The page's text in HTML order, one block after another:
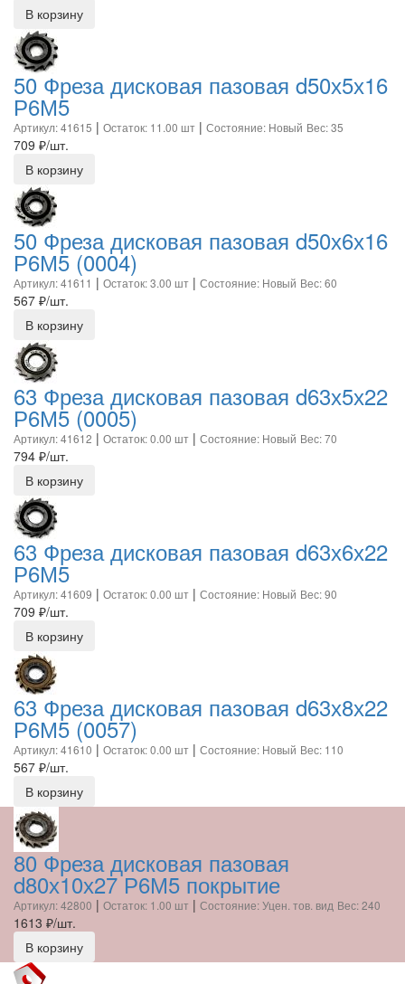
В корзину
50 Фреза дисковая пазовая d50х5х16
Р6М5
Артикул: 41615 | Остаток: 11.00 шт | Состояние: Новый Вес: 35
709 ₽/шт.
В корзину
50 Фреза дисковая пазовая d50х6х16
Р6М5 (0004)
Артикул: 41611 | Остаток: 3.00 шт | Состояние: Новый Вес: 60
567 ₽/шт.
В корзину
63 Фреза дисковая пазовая d63х5х22
Р6М5 (0005)
Артикул: 41612 | Остаток: 0.00 шт | Состояние: Новый Вес: 70
794 ₽/шт.
В корзину
63 Фреза дисковая пазовая d63х6х22
Р6М5
Артикул: 41609 | Остаток: 0.00 шт | Состояние: Новый Вес: 90
709 ₽/шт.
В корзину
63 Фреза дисковая пазовая d63х8х22
Р6М5 (0057)
Артикул: 41610 | Остаток: 0.00 шт | Состояние: Новый Вес: 110
567 ₽/шт.
В корзину
80 Фреза дисковая пазовая
d80х10х27 Р6М5 покрытие
Артикул: 42800 | Остаток: 1.00 шт | Состояние: Уцен. тов. вид Вес: 240
1613 ₽/шт.
В корзину